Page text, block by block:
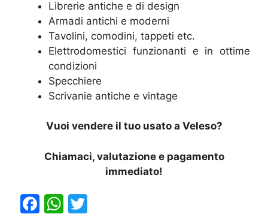
Librerie antiche e di design
Armadi antichi e moderni
Tavolini, comodini, tappeti etc.
Elettrodomestici funzionanti e in ottime
condizioni
Specchiere
Scrivanie antiche e vintage
Vuoi vendere il tuo usato a Veleso?
Chiamaci, valutazione e pagamento
immediato!
F
W